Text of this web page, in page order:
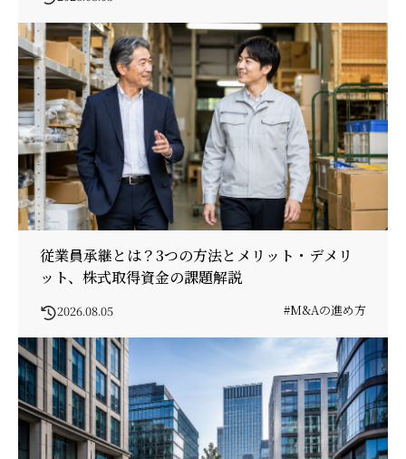
従業員承継とは？3つの方法とメリット・デメリ
ット、株式取得資金の課題解説
2026.08.05 #M&Aの進め方